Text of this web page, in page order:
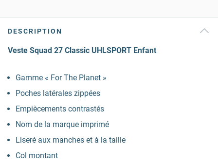
DESCRIPTION
Veste Squad 27 Classic UHLSPORT Enfant
Gamme « For The Planet »
Poches latérales zippées
Empiècements contrastés
Nom de la marque imprimé
Liseré aux manches et à la taille
Col montant